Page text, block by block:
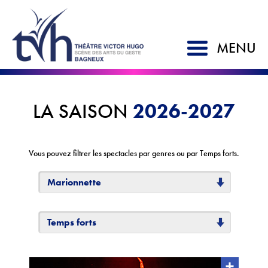
MENU
LE TVH
Historique
L'équipe
LA SAISON 2026-2027
Vous pouvez filtrer les spectacles par genres ou par Temps forts.
Marionnette
Temps forts